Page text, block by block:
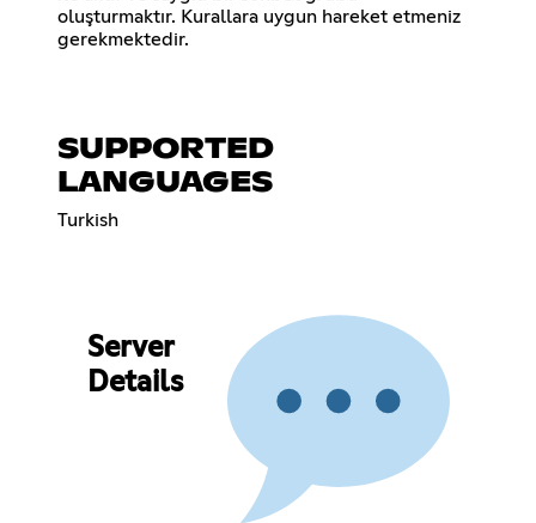
oluşturmaktır. Kurallara uygun hareket etmeniz
gerekmektedir.
SUPPORTED
LANGUAGES
Turkish
Server
Details